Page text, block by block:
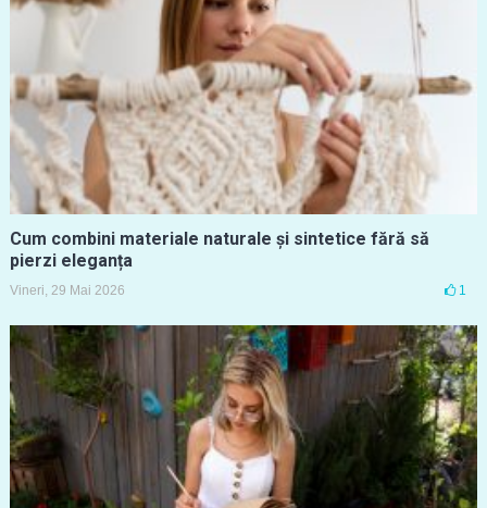
Cum combini materiale naturale și sintetice fără să
pierzi eleganța
Vineri, 29 Mai 2026 1